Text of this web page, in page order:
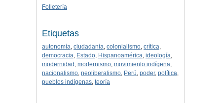
Folletería
Etiquetas
autonomía, ciudadanía, colonialismo, crítica,
democracia, Estado, Hispanoamérica, ideología,
modernidad , modernismo, movimiento indígena,
nacionalismo, neoliberalismo, Perú, poder, política,
pueblos indígenas, teoría